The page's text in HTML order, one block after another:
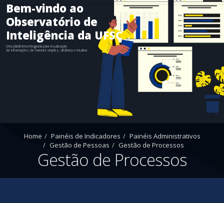
Bem-vindo ao
Observatório de
Inteligência da UFSC
Uma plataforma integrada para visualização
de informações de maneira simples, dinâmica e intuitiva
Home Painéis de Indicadores
Painéis Administrativos
Gestão de Pessoas
Gestão de Processos
Gestão de Processos